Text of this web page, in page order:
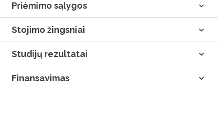
Priėmimo sąlygos
Stojimo žingsniai
Studijų rezultatai
Finansavimas